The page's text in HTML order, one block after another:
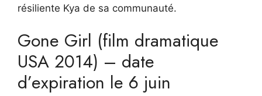
résiliente Kya de sa communauté.
Gone Girl (film dramatique
USA 2014) – date
d’expiration le 6 juin